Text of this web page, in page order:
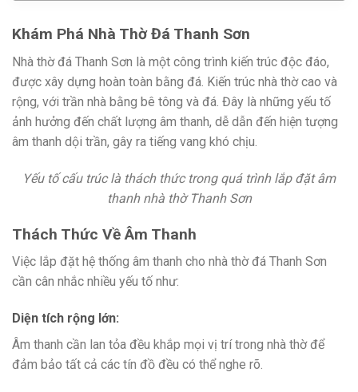
Khám Phá Nhà Thờ Đá Thanh Sơn
Nhà thờ đá Thanh Sơn là một công trình kiến trúc độc đáo,
được xây dựng hoàn toàn bằng đá. Kiến trúc nhà thờ cao và
rộng, với trần nhà bằng bê tông và đá. Đây là những yếu tố
ảnh hưởng đến chất lượng âm thanh, dễ dẫn đến hiện tượng
âm thanh dội trần, gây ra tiếng vang khó chịu.
Yếu tố cấu trúc là thách thức trong quá trình lắp đặt âm
thanh nhà thờ Thanh Sơn
Thách Thức Về Âm Thanh
Việc lắp đặt hệ thống âm thanh cho nhà thờ đá Thanh Sơn
cần cân nhắc nhiều yếu tố như:
Diện tích rộng lớn:
Âm thanh cần lan tỏa đều khắp mọi vị trí trong nhà thờ để
đảm bảo tất cả các tín đồ đều có thể nghe rõ.